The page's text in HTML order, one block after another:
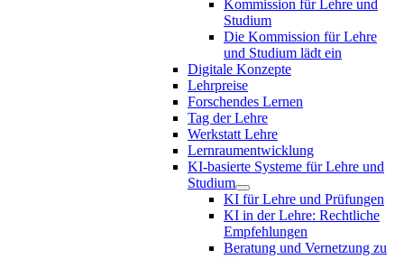
Kommission für Lehre und
Studium
Die Kommission für Lehre
und Studium lädt ein
Digitale Konzepte
Lehrpreise
Forschendes Lernen
Tag der Lehre
Werkstatt Lehre
Lernraumentwicklung
KI-basierte Systeme für Lehre und
Studium
KI für Lehre und Prüfungen
KI in der Lehre: Rechtliche
Empfehlungen
Beratung und Vernetzung zu